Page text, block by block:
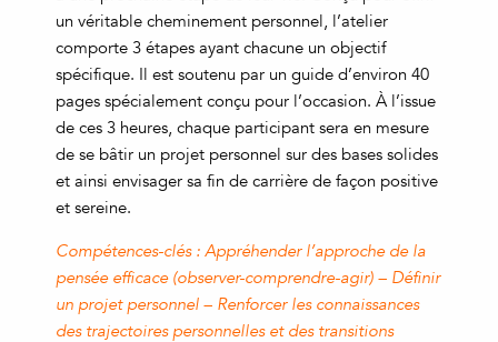
un véritable cheminement personnel, l’atelier
comporte 3 étapes ayant chacune un objectif
spécifique. Il est soutenu par un guide d’environ 40
pages spécialement conçu pour l’occasion. À l’issue
de ces 3 heures, chaque participant sera en mesure
de se bâtir un projet personnel sur des bases solides
et ainsi envisager sa fin de carrière de façon positive
et sereine.
Compétences-clés : Appréhender l’approche de la
pensée efficace (observer-comprendre-agir) – Définir
un projet personnel – Renforcer les connaissances
des trajectoires personnelles et des transitions